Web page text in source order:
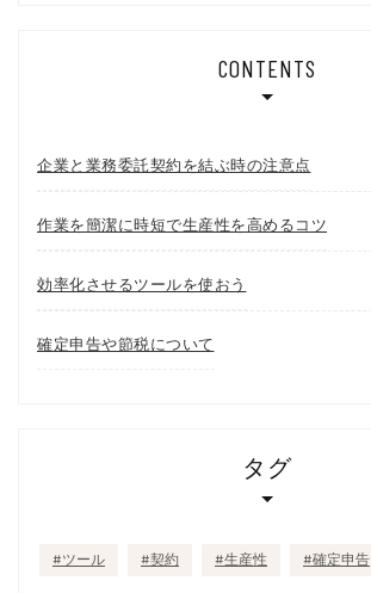
CONTENTS
企業と業務委託契約を結ぶ時の注意点
作業を簡潔に時短で生産性を高めるコツ
効率化させるツールを使おう
確定申告や節税について
タグ
ツール 契約 生産性 確定申告